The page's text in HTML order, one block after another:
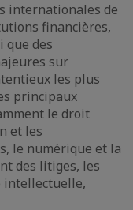
internationales de
financières,
que des
sur
les plus
principaux
le droit
et les
le numérique et la
des litiges, les